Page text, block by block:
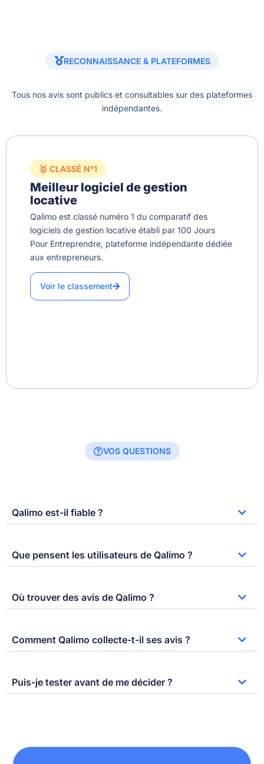
RECONNAISSANCE & PLATEFORMES
Tous nos avis sont publics et consultables sur des plateformes
indépendantes.
🥇 CLASSÉ N°1
Meilleur logiciel de gestion
locative
Qalimo est classé numéro 1 du comparatif des
logiciels de gestion locative établi par 100 Jours
Pour Entreprendre, plateforme indépendante dédiée
aux entrepreneurs.
Voir le classement
VOS QUESTIONS
Qalimo est-il fiable ?
Que pensent les utilisateurs de Qalimo ?
Où trouver des avis de Qalimo ?
Comment Qalimo collecte-t-il ses avis ?
Puis-je tester avant de me décider ?